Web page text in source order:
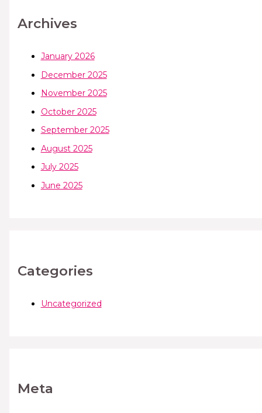
Archives
January 2026
December 2025
November 2025
October 2025
September 2025
August 2025
July 2025
June 2025
Categories
Uncategorized
Meta